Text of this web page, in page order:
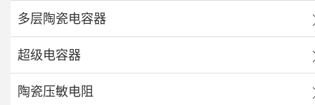
多层陶瓷电容器
超级电容器
陶瓷压敏电阻